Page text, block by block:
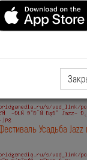
День Рождения Сосо
клип Филиппа
Усадьба